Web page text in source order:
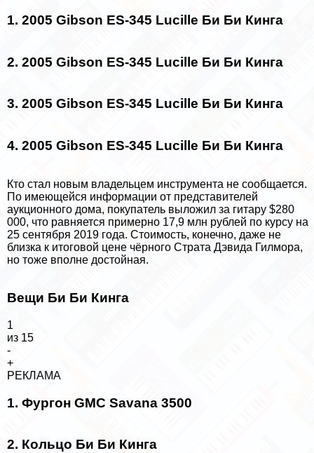
1. 2005 Gibson ES-345 Lucille Би Би Кинга
2. 2005 Gibson ES-345 Lucille Би Би Кинга
3. 2005 Gibson ES-345 Lucille Би Би Кинга
4. 2005 Gibson ES-345 Lucille Би Би Кинга
Кто стал новым владельцем инструмента не сообщается.
По имеющейся информации от представителей
аукционного дома, покупатель выложил за гитару $280
000, что равняется примерно 17,9 млн рублей по курсу на
25 сентября 2019 года. Стоимость, конечно, даже не
близка к итоговой цене чёрного Страта Дэвида Гилмора,
но тоже вполне достойная.
Вещи Би Би Кинга
1
из 15
-
+
РЕКЛАМА
1. Фургон GMC Savana 3500
2. Кольцо Би Би Кинга